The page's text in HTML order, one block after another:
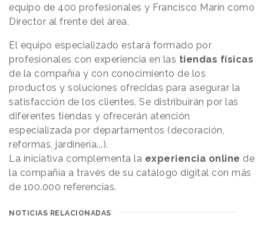
equipo de 400 profesionales y Francisco Marín como
Director al frente del área.
El equipo especializado estará formado por
profesionales con experiencia en las tiendas físicas
de la compañía y con conocimiento de los
productos y soluciones ofrecidas para asegurar la
satisfacción de los clientes. Se distribuirán por las
diferentes tiendas y ofrecerán atención
especializada por departamentos (decoración,
reformas, jardinería...).
La iniciativa complementa la experiencia online de
la compañía a través de su catálogo digital con más
de 100.000 referencias.
NOTICIAS RELACIONADAS